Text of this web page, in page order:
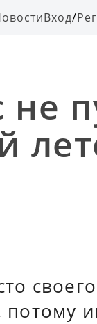
Вход/
потому